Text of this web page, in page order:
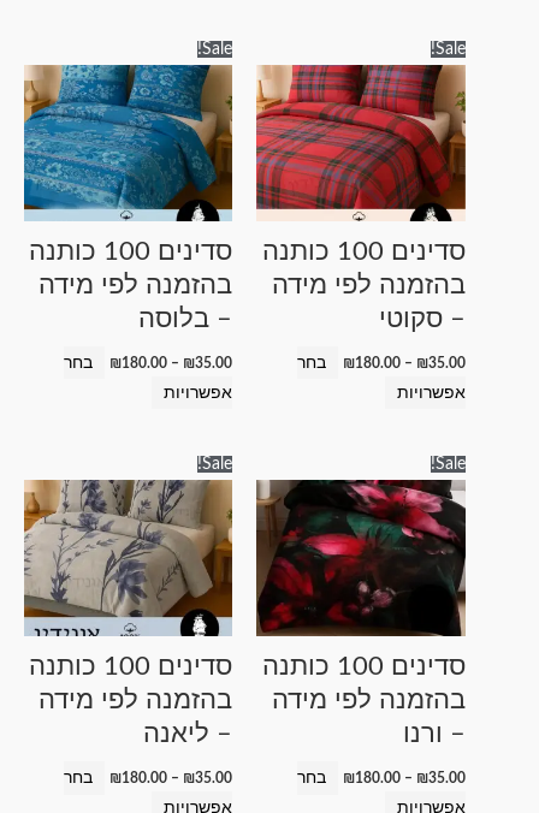
Sale!
סדינים 100 כותנה
בהזמנה לפי מידה
– סקוטי
₪35.00
–
₪180.00
מחירים:
⁦₪35.00⁩
עד
⁦₪180.00⁩
בחר
אפשרויות
זה
יש
מספר
סוגים.
ניתן
את
האפשרויות
בעמוד
Sale!
סדינים 100 כותנה
בהזמנה לפי מידה
– בלוסה
₪35.00
–
₪180.00
מחירים:
⁦₪35.00⁩
עד
⁦₪180.00⁩
בחר
אפשרויות
זה
יש
מספר
סוגים.
ניתן
את
האפשרויות
בעמוד
Sale!
סדינים 100 כותנה
בהזמנה לפי מידה
– ורנו
₪35.00
–
₪180.00
מחירים:
עד
⁦₪180.00⁩
בחר
אפשרויות
זה
יש
מספר
סוגים.
ניתן
את
האפשרויות
Sale!
סדינים 100 כותנה
בהזמנה לפי מידה
– ליאנה
₪35.00
–
₪180.00
מחירים:
⁦₪35.00⁩
עד
⁦₪180.00⁩
בחר
אפשרויות
זה
יש
מספר
סוגים.
ניתן
את
האפשרויות
בעמוד